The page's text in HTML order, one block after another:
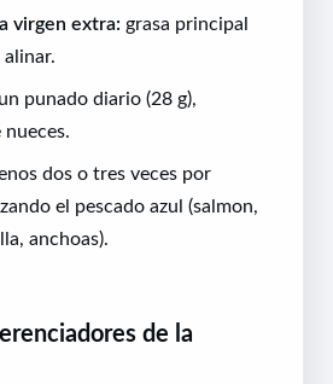
virgen extra: grasa principal
un punado diario (28 g),
dos o tres veces por
el pescado azul (salmon,
anchoas).
de la